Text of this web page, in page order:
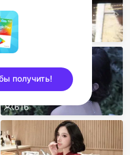
616
получить!